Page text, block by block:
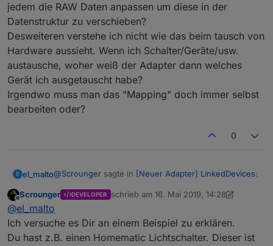
jedem die RAW Daten anpassen um diese in der
Datenstruktur zu verschieben?
Desweiteren verstehe ich nicht wie das beim tausch von
Hardware aussieht. Wenn ich Schalter/Geräte/usw.
austausche, woher weiß der Adapter dann welches
Gerät ich ausgetauscht habe?
Irgendwo muss man das "Mapping" doch immer selbst
bearbeiten oder?
0
E el_malto@Scrounger sagte in [Neuer Adapter] LinkedDevices:
LinkedDevices :
Die Idee hört sich gut an und ist auf nachvollziehbar.
Aber so ganz verstehe ich das "Mapping" noch nicht.
Offline
Scrounger DEVELOPER schrieb am 16. Mai 2019, 14:28
zuletzt editiert von Scrounger
@el_malto
Ich versuche es Dir an einem Beispiel zu erklären.
Du hast z.B. einen Homematic Lichtschalter. Dieser ist